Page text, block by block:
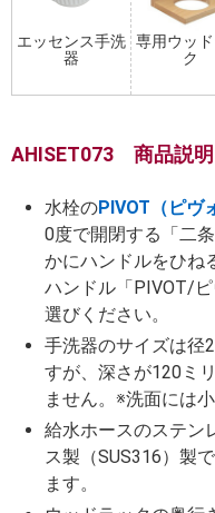
エッセンス手洗
器
専用ウッ
ク
AHISET073 商品説明
水栓のPIVOT（ピヴ
0度で開閉する「二
かにハンドルをひね
ハンドル「PIVOT/
選びください。
手洗器のサイズは径
すが、深さが120ミ
ません。※洗面には
給水ホースのステン
ス製（SUS316）製
ます。